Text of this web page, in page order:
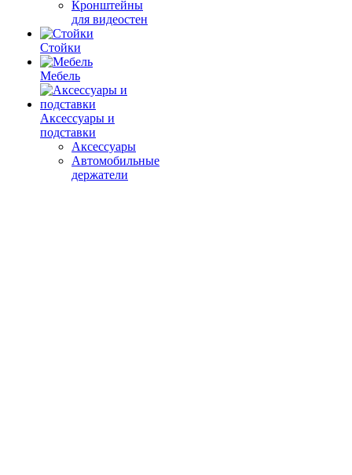
Кронштейны
для видеостен
Стойки
Мебель
Аксессуары и
подставки
Аксессуары
Автомобильные
держатели